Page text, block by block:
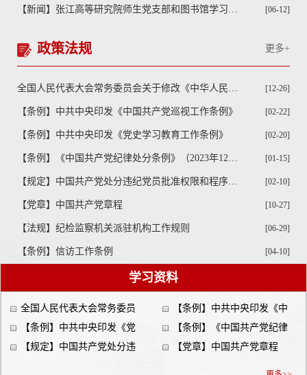
【新闻】张江高等研究院师生党支部和图书馆学习支持中心党支部、系统空间服务中心党支部开展联学活动 [06-12]
政策法规 更多+
全国人民代表大会常务委员会关于修改《中华人民共和国监察法》的决定 [12-26]
【条例】中共中央印发《中国共产党巡视工作条例》 [02-22]
【条例】中共中央印发《党史学习教育工作条例》 [02-20]
【条例】《中国共产党纪律处分条例》（2023年12月19日中共中央发布） [01-15]
【规定】中国共产党处分违纪党员批准权限和程序规定 [02-10]
【党章】中国共产党章程 [10-27]
【法规】纪检监察机关派驻机构工作规则 [06-29]
【条例】信访工作条例 [04-10]
学习资料
全国人民代表大会常务委员
会关于修改《中华人民共和国
监察法》的决定
【条例】中共中央印发《中
国共产党巡视工作条例》
【条例】中共中央印发《党
史学习教育工作条例》
【条例】《中国共产党纪律
处分条例》（2023年12月19日
【规定】中国共产党处分违
【党章】中国共产党章程